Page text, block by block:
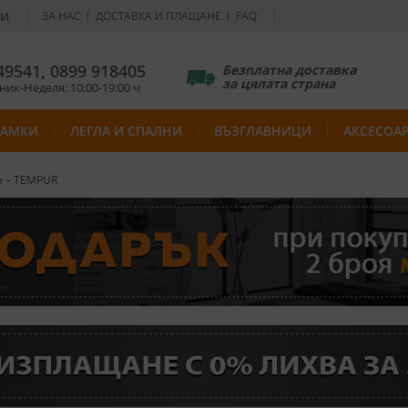
ЗА НАС ДОСТАВКА И ПЛАЩАНЕ FAQ
, 0899 918405
Неделя: 10:00-19:00 ч
Безплатна доставка
за цялата страна
ЛЕГЛА И СПАЛНИ ВЪЗГЛАВНИЦИ
TEMPUR